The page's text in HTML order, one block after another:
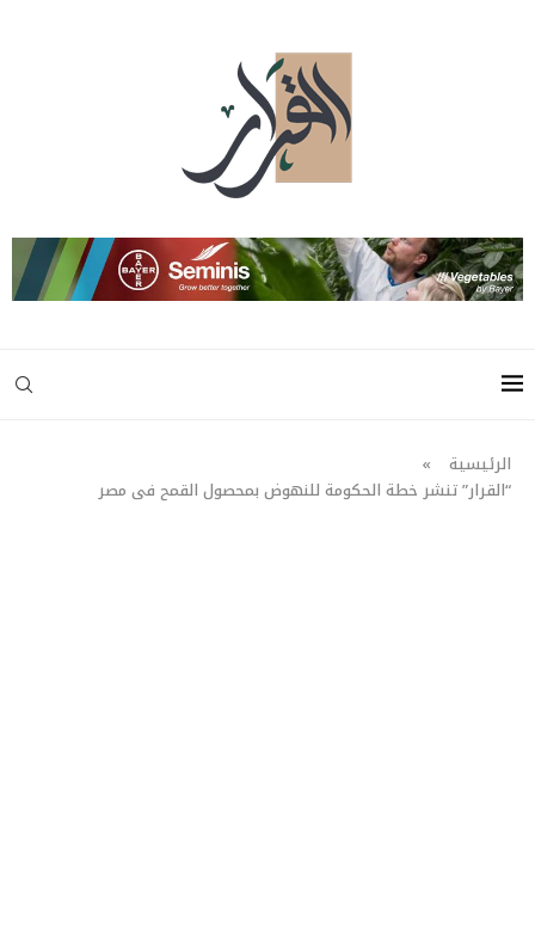
الرئيسية
»
“القرار” تنشر خطة الحكومة للنهوض بمحصول القمح فى مصر